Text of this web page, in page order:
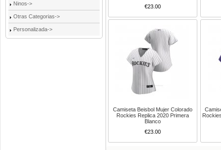
Ninos->
Otras Categorias->
Personalizada->
€23.00
Camiseta Beisbol Mujer Colorado
Rockies Replica 2020 Primera
Blanco
€23.00